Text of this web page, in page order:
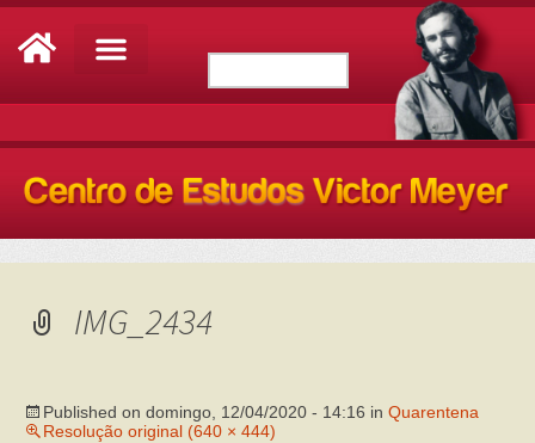
IMG_2434
Published on domingo, 12/04/2020 - 14:16 in Quarentena
Resolução original (640 × 444)